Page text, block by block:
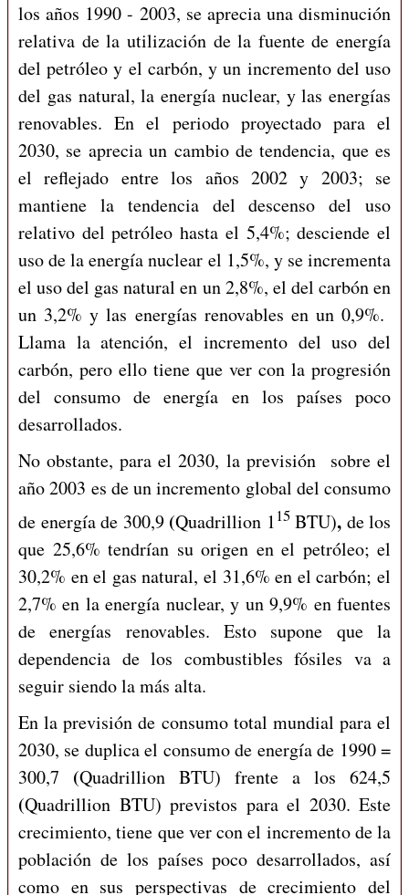
los años 1990 - 2003, se aprecia una disminución
relativa de la utilización de la fuente de energía
del petróleo y el carbón, y un incremento del uso
del gas natural, la energía nuclear, y las energías
renovables. En el periodo proyectado para el
2030, se aprecia un cambio de tendencia, que es
el reflejado entre los años 2002 y 2003; se
mantiene la tendencia del descenso del uso
relativo del petróleo hasta el 5,4%; desciende el
uso de la energía nuclear el 1,5%, y se incrementa
el uso del gas natural en un 2,8%, el del carbón en
un 3,2% y las energías renovables en un 0,9%.
Llama la atención, el incremento del uso del
carbón, pero ello tiene que ver con la progresión
del consumo de energía en los países poco
desarrollados.
No obstante, para el 2030, la previsión sobre el
año 2003 es de un incremento global del consumo
de energía de 300,9 (Quadrillion 115 BTU), de los
que 25,6% tendrían su origen en el petróleo; el
30,2% en el gas natural, el 31,6% en el carbón; el
2,7% en la energía nuclear, y un 9,9% en fuentes
de energías renovables. Esto supone que la
dependencia de los combustibles fósiles va a
seguir siendo la más alta.
En la previsión de consumo total mundial para el
2030, se duplica el consumo de energía de 1990 =
300,7 (Quadrillion BTU) frente a los 624,5
(Quadrillion BTU) previstos para el 2030. Este
crecimiento, tiene que ver con el incremento de la
población de los países poco desarrollados, así
como en sus perspectivas de crecimiento del